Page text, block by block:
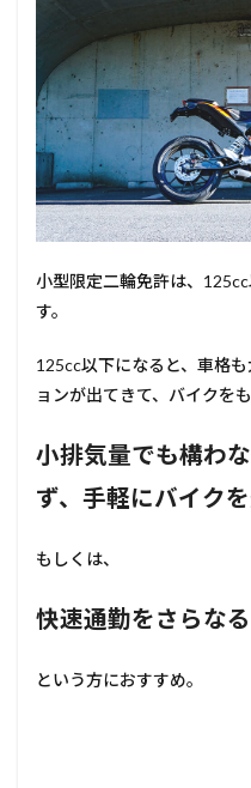
小型限定二輪免許は、
す。
125cc以下になると、車格
ョンが出てきて、バイクを
小排気量でも構わ
ず、手軽にバイク
もしくは、
快速通勤をさらな
という方におすすめ。